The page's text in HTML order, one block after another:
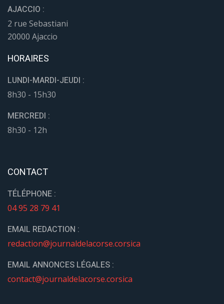
AJACCIO :
2 rue Sebastiani
20000 Ajaccio
HORAIRES
LUNDI-MARDI-JEUDI :
8h30 - 15h30
MERCREDI :
8h30 - 12h
CONTACT
TÉLÉPHONE :
04 95 28 79 41
EMAIL REDACTION :
redaction@journaldelacorse.corsica
EMAIL ANNONCES LÉGALES :
contact@journaldelacorse.corsica